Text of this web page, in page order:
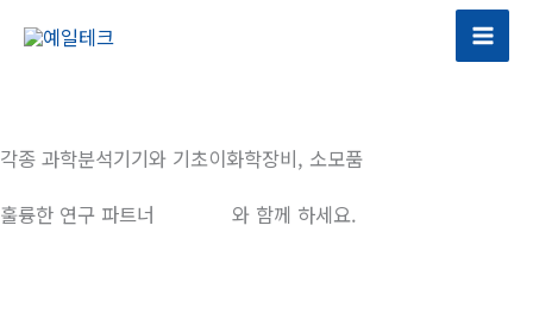
건
너
뛰
각종 과학분석기기와 기초이화학장비, 소모품
훌륭한 연구 파트너
와 함께 하세요.